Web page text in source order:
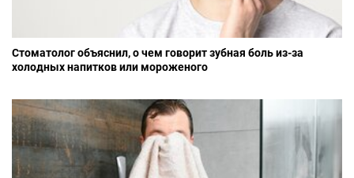
Стоматолог объяснил, о чем говорит зубная боль из-за
холодных напитков или мороженого